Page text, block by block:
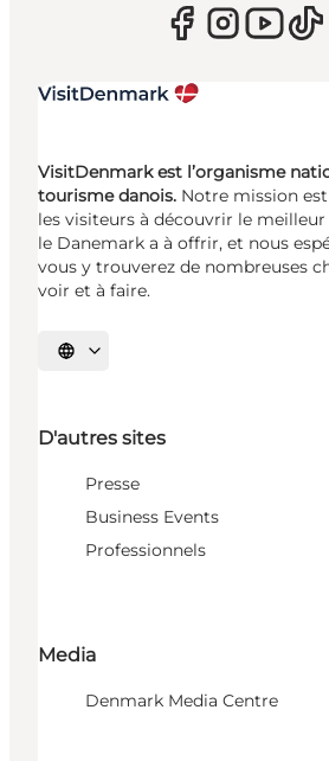
VisitDenmark est l’organisme
tourisme danois. Notre mission est
les visiteurs à découvrir le meilleur
le Danemark a à offrir, et nous
vous y trouverez de nombreuses
voir et à faire.
Choisissez la langue
D'autres sites
Presse
Business Events
Professionnels
Media
Denmark Media Centre